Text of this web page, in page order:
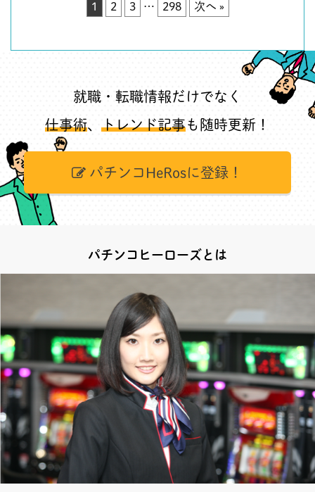
1 2 3 … 298 次へ »
就職・転職情報だけでなく
仕事術、 トレンド記事も随時更新！
パチンコHeRosに登録！
パチンコヒーローズとは